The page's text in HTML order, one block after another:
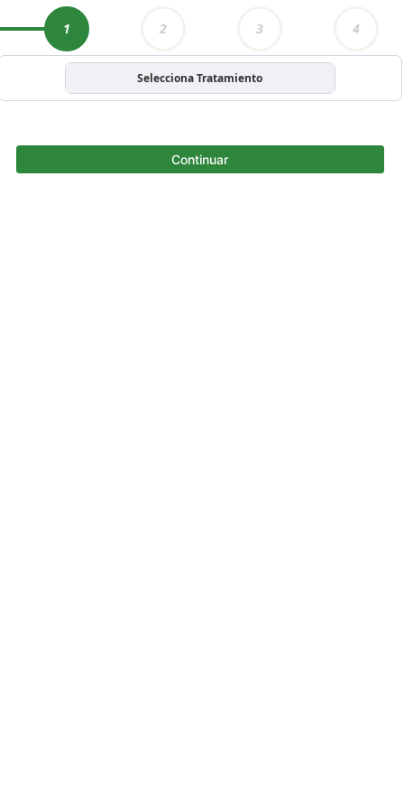
1 2 3 4
Selecciona Tratamiento
Continuar